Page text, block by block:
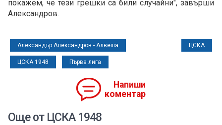
покажем, че тези грешки са били случайни", завърши
Александров.
Александър Александров - Алвеша ЦСКА
ЦСКА 1948 Първа лига
Напиши
коментар
Още от ЦСКА 1948